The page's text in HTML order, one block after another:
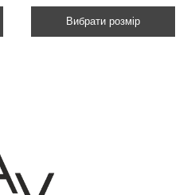
Вибрати розмір